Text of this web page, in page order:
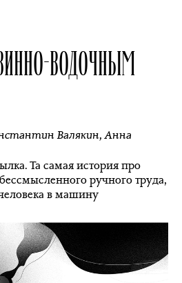
ВОДОЧНЫМ
Валякин,Анна
Та самая история про
ручного труда,
в машину